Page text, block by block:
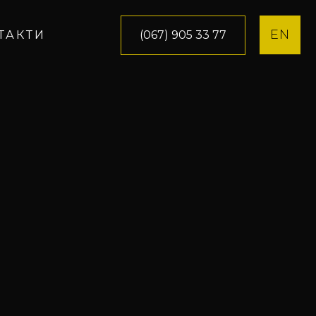
(067) 905 33 77 EN